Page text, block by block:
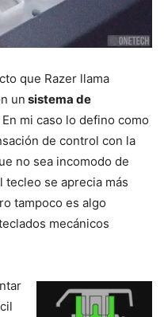
que Razer llama
un sistema de
En mi caso lo defino como
de control con la
no sea incomodo de
tecleo se aprecia más
tampoco es algo
mecánicos